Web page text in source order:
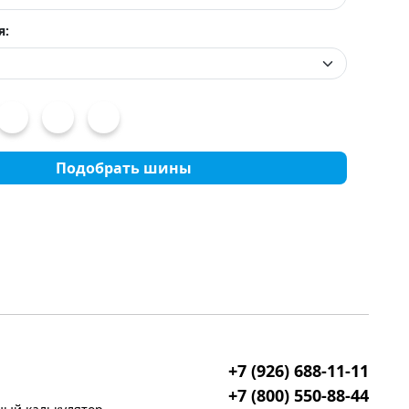
Подобрать шины
+7 (926) 688-11-11
+7 (800) 550-88-44